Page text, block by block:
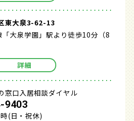
東大泉3-62-13
「大泉学園」駅より徒歩10分（8
詳細
窓口入居相談ダイヤル
9403
(日・祝休)